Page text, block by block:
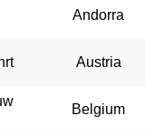
Andorra
Austria
Belgium